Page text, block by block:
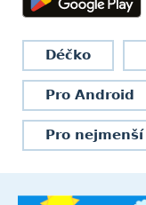
Déčko
Pro Android
Pro nejmenší